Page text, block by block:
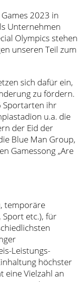
2023 in
Unternehmen
Olympics stehen
unseren Teil zum
sich dafür ein,
zu fördern.
Sportarten ihr
u.a. die
der Eid der
Blue Man Group,
Gamessong „Are
temporäre
etc.), für
Leistungs-
höchster
eine Vielzahl an